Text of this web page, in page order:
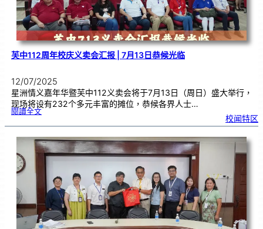
芙中112周年校庆义卖会汇报 | 7月13日恭候光临
12/07/2025
星洲情义嘉年华暨芙中112义卖会将于7月13日（周日）盛大举行，
现场将设有232个多元丰富的摊位，恭候各界人士…
閱讀全文:芙
1
周
年
校
庆
义
卖
月
日
恭
候
光临
校闻特区